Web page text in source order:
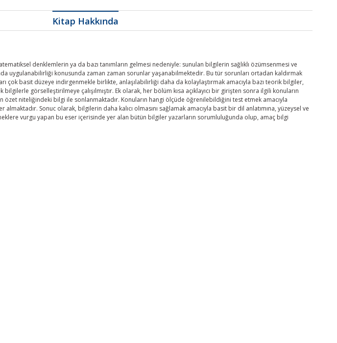
Kitap Hakkında
denklemlerin ya da bazı tanımların gelmesi nedeniyle: sunulan bilgilerin sağlıklı özümsenmesi ve
uygulanabilirliği konusunda zaman zaman sorunlar yaşanabilmektedir. Bu tür sorunları ortadan kaldırmak
çok basit düzeye indirgenmekle birlikte, anlaşılabilirliği daha da kolaylaştırmak amacıyla bazı teorik bilgiler,
görselleştirilmeye çalışılmıştır. Ek olarak, her bölüm kısa açıklayıcı bir girişten sonra ilgili konuların
özet niteliğindeki bilgi ile sonlanmaktadır. Konuların hangi ölçüde öğrenilebildiğini test etmek amacıyla
Sonuc olarak, bilgilerin daha kalıcı olmasını sağlamak amacıyla basit bir dil anlatımına, yüzeysel ve
vurgu yapan bu eser içerisinde yer alan bütün bilgiler yazarların sorumluluğunda olup, amaç bilgi